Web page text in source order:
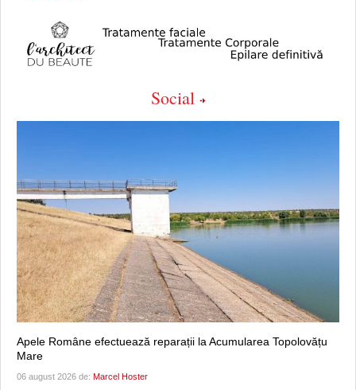
Social
Apele Române efectuează reparații la Acumularea Topolovățu
Mare
06 august 2026 de: Marcel Hoster